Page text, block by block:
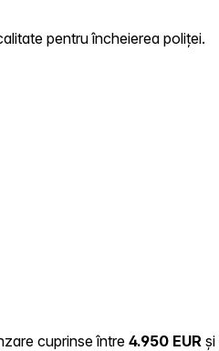
pentru încheierea poliței.
cuprinse între 4.950 EUR și